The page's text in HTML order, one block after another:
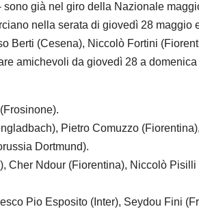
già nel giro della Nazionale
nella serata di giovedì 28 maggio
Berti (Cesena), Niccolò Fortini
amichevoli da giovedì 28 a
Pietro Comuzzo
Dortmund).
Cher Ndour (Fiorentina), Niccolò
Pio Esposito (Inter), Seydou Fini